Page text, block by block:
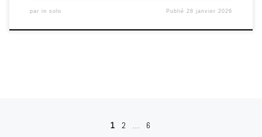
par in solo Publié28 janvier 2026
Navigation dans les articles
1 2 … 6